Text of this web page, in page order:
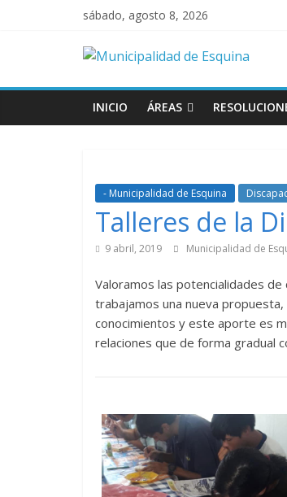
sábado, agosto 8, 2026
INICIO ÁREAS
- Municipalidad de Esquina
Talleres de la
9 abril, 2019 Municipalidad de
Valoramos las potencialidades
trabajamos una nueva
conocimientos y este aporte es
relaciones que de forma gradual